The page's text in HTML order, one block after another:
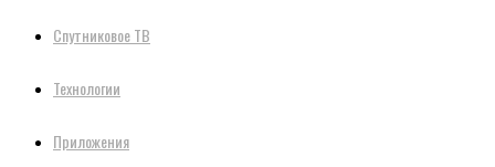
Спутниковое ТВ
Технологии
Приложения